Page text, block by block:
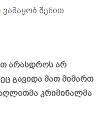
ვამაყობ შენით
არასდროს არ
გავიდა მათ მიმართ
კრიმინალმა